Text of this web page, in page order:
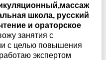
школа, русский
и ораторское
занятия с
с целью повышения
экспертом